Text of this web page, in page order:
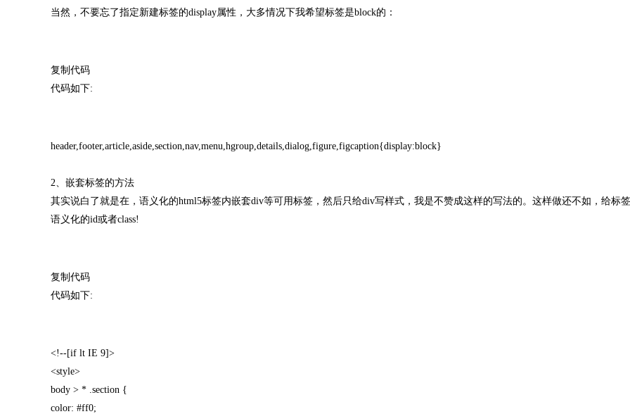
当然，不要忘了指定新建标签的display属性，大多情况下我希望标签是block的：
复制代码
代码如下:
header,footer,article,aside,section,nav,menu,hgroup,details,dialog,figure,figcaption{display:block}
2、嵌套标签的方法
其实说白了就是在，语义化的html5标签内嵌套div等可用标签，然后只给div写样式，我是不赞成这样的写法的。这样做还不如，给标
语义化的id或者class!
复制代码
代码如下:
<!--[if lt IE 9]>
<style>
body > * .section {
color: #ff0;